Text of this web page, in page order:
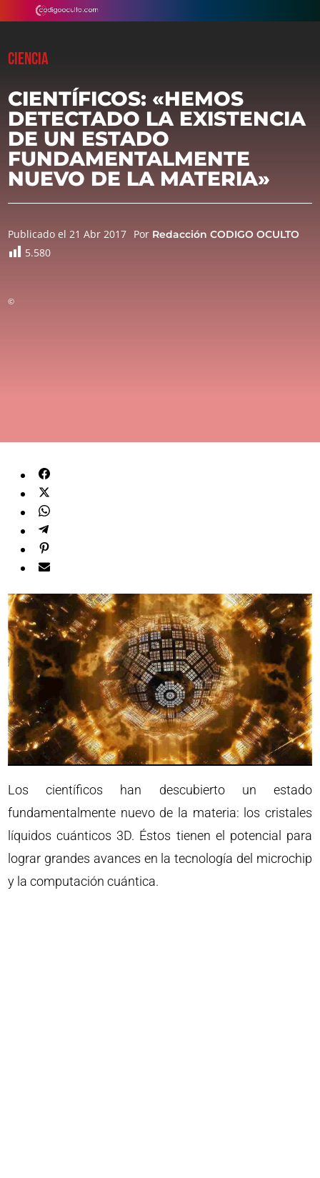
CIENCIA
CIENTÍFICOS: «HEMOS
DETECTADO LA EXISTENCIA
DE UN ESTADO
FUNDAMENTALMENTE
NUEVO DE LA MATERIA»
Publicado el 21 Abr 2017 Por Redacción CODIGO OCULTO
5.580
©
Los científicos han descubierto un estado
fundamentalmente nuevo de la materia: los cristales
líquidos cuánticos 3D. Éstos tienen el potencial para
lograr grandes avances en la tecnología del microchip
y la computación cuántica.